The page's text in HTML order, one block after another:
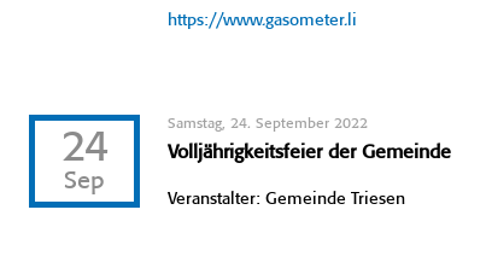
https://www.gasometer.li
24
Sep
Samstag, 24. September 2022
Volljährigkeitsfeier der Gemeinde
Veranstalter: Gemeinde Triesen